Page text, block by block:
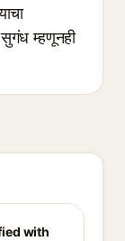
म्हणूनही
with